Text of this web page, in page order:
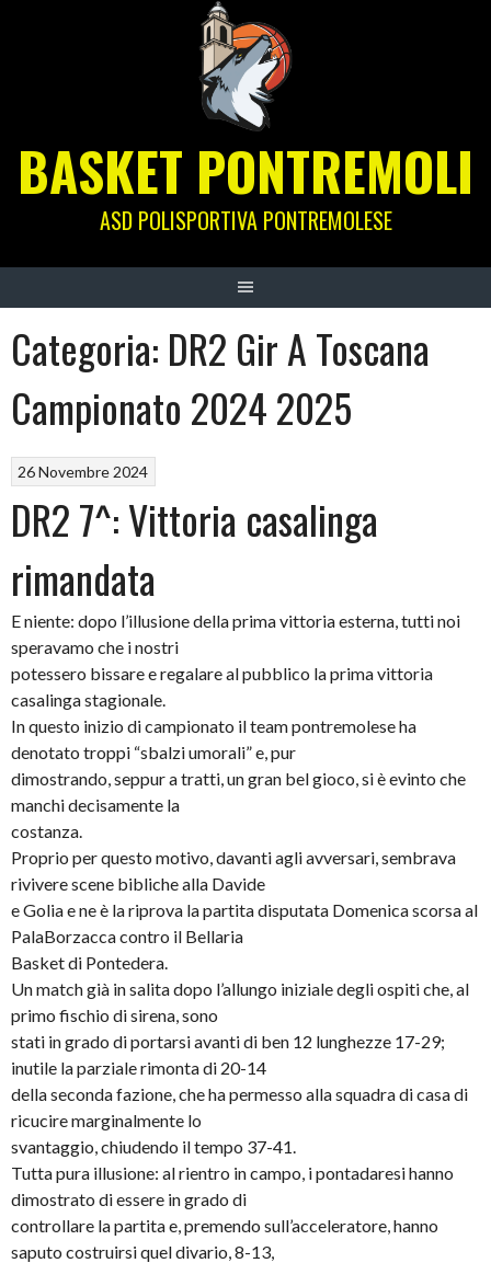
BASKET PONTREMOLI
ASD POLISPORTIVA PONTREMOLESE
Categoria: DR2 Gir A Toscana
Campionato 2024 2025
26 Novembre 2024
DR2 7^: Vittoria casalinga
rimandata
E niente: dopo l’illusione della prima vittoria esterna, tutti noi
speravamo che i nostri
potessero bissare e regalare al pubblico la prima vittoria
casalinga stagionale.
In questo inizio di campionato il team pontremolese ha
denotato troppi “sbalzi umorali” e, pur
dimostrando, seppur a tratti, un gran bel gioco, si è evinto che
manchi decisamente la
costanza.
Proprio per questo motivo, davanti agli avversari, sembrava
rivivere scene bibliche alla Davide
e Golia e ne è la riprova la partita disputata Domenica scorsa al
PalaBorzacca contro il Bellaria
Basket di Pontedera.
Un match già in salita dopo l’allungo iniziale degli ospiti che, al
primo fischio di sirena, sono
stati in grado di portarsi avanti di ben 12 lunghezze 17-29;
inutile la parziale rimonta di 20-14
della seconda fazione, che ha permesso alla squadra di casa di
ricucire marginalmente lo
svantaggio, chiudendo il tempo 37-41.
Tutta pura illusione: al rientro in campo, i pontadaresi hanno
dimostrato di essere in grado di
controllare la partita e, premendo sull’acceleratore, hanno
saputo costruirsi quel divario, 8-13,